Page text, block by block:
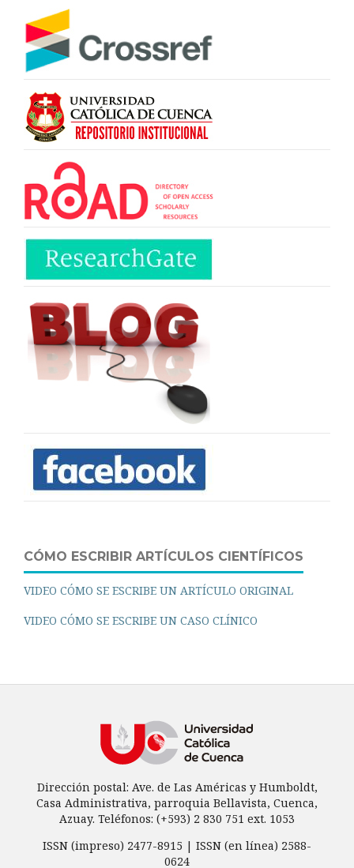
CÓMO ESCRIBIR ARTÍCULOS CIENTÍFICOS
VIDEO CÓMO SE ESCRIBE UN ARTÍCULO ORIGINAL
VIDEO CÓMO SE ESCRIBE UN CASO CLÍNICO
Dirección postal: Ave. de Las Américas y Humboldt,
Casa Administrativa, parroquia Bellavista, Cuenca,
Azuay. Teléfonos: (+593) 2 830 751 ext. 1053
ISSN (impreso) 2477-8915 | ISSN (en línea) 2588-
0624